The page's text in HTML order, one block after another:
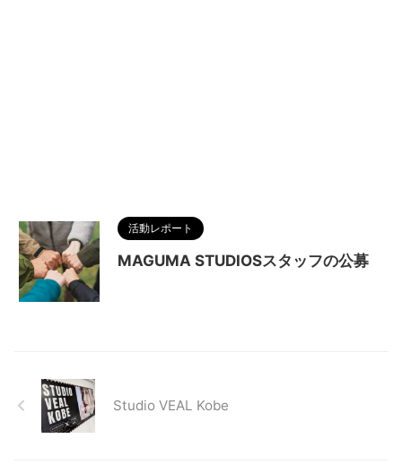
活動レポート
MAGUMA STUDIOSスタッフの公募
Studio VEAL Kobe